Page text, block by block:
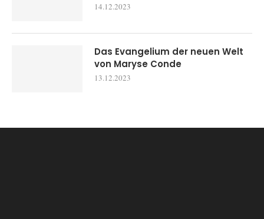
14.12.2023
Das Evangelium der neuen Welt
von Maryse Conde
13.12.2023